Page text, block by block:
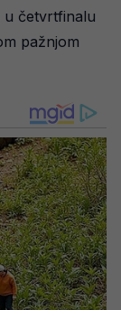
u četvrtfinalu
pažnjom